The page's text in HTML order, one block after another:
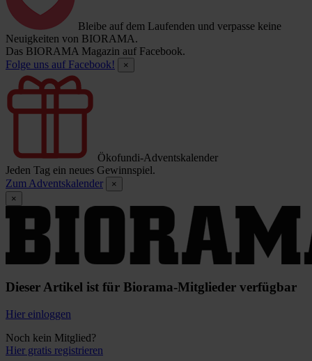
Bleibe auf dem Laufenden und verpasse keine
Neuigkeiten von BIORAMA.
Das BIORAMA Magazin auf Facebook.
Folge uns auf Facebook!
×
Ökofundi-Adventskalender
Jeden Tag ein neues Gewinnspiel.
Zum Adventskalender
×
×
Dieser Artikel ist für Biorama-Mitglieder verfügbar
Hier einloggen
Noch kein Mitglied?
Hier gratis registrieren